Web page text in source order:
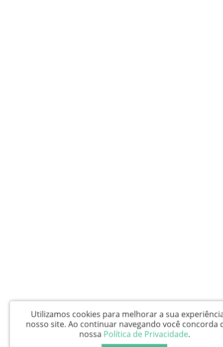
Utilizamos cookies para melhorar a sua
nosso site. Ao continuar navegando você concorda
nossa Política de Privacidade.